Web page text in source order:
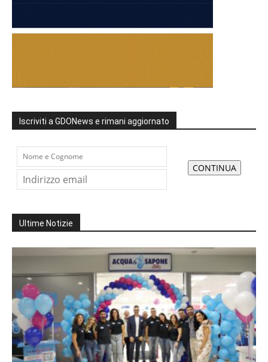
Iscriviti a GDONews e rimani aggiornato
Ultime Notizie